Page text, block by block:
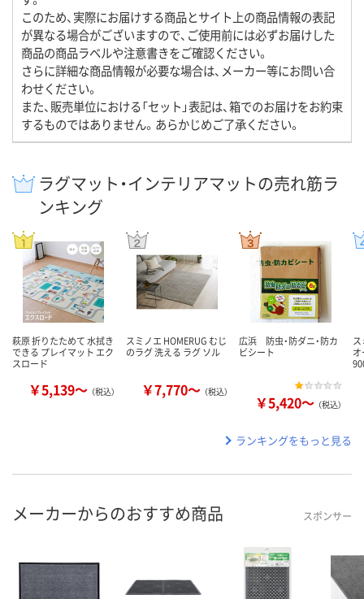
このため、実際にお届けする商品とサイト上の商品情報の表記
が異なる場合がございますので、ご使用前には必ずお届けした
商品の商品ラベルや注意書きをご確認ください。
さらに詳細な商品情報が必要な場合は、メーカー等にお問い合
わせください。
また、販売単位における「セット」表記は、箱でのお届けをお約束
するものではありません。あらかじめご了承ください。
ラグマット・インテリアマットの売れ筋ラ
ンキング
萩原 折りたためて 水拭き
できる プレイマット エク
スロード
￥5,139～ （税込）
スミノエ HOMERUG むじ
のラグ 洗える ラグ ソル
￥7,770～ （税込）
広浜 防虫・防ダニ・防カ
ビシート
￥5,420～ （税込）
ランキングをもっと見る
メーカーからのおすすめ商品 スポンサー